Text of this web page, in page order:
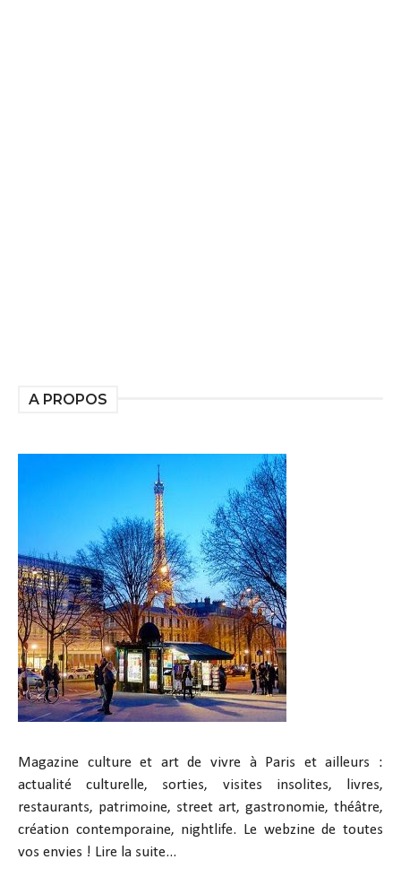
A PROPOS
Magazine culture et art de vivre à Paris et ailleurs :
actualité culturelle, sorties, visites insolites, livres,
restaurants, patrimoine, street art, gastronomie, théâtre,
création contemporaine, nightlife. Le webzine de toutes
vos envies ! Lire la suite...